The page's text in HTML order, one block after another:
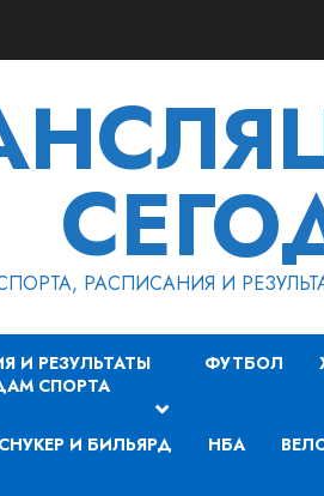
РАСПИСАНИЯ И
И РЕЗУЛЬТАТЫ
СПОРТА
ФУТБОЛ
СНУКЕР И БИЛЬЯРД НБА